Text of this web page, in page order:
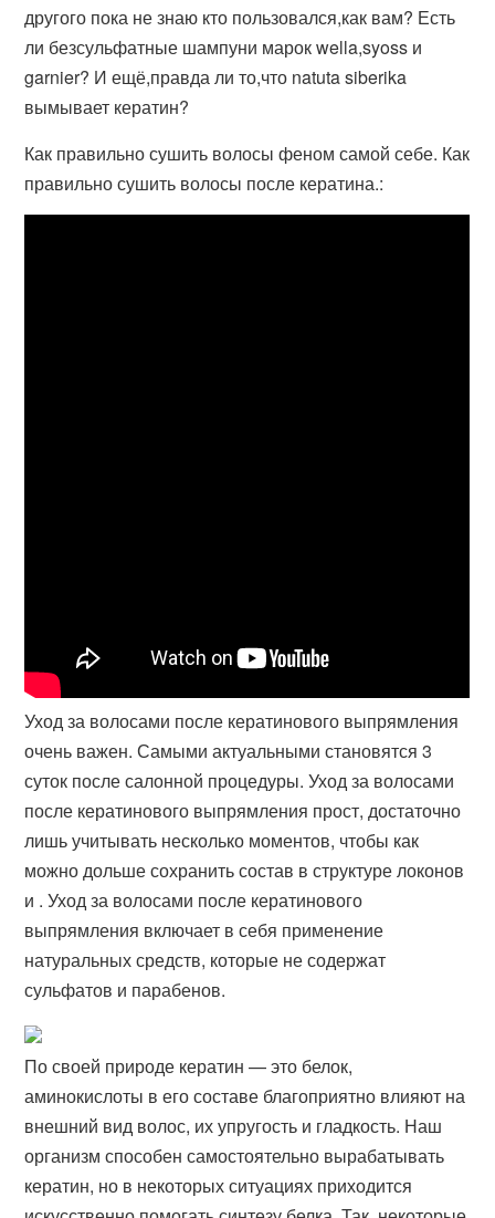
другого пока не знаю кто пользовался,как вам? Есть
ли безсульфатные шампуни марок wella,syoss и
garnier? И ещё,правда ли то,что natuta siberika
вымывает кератин?
Как правильно сушить волосы феном самой себе. Как
правильно сушить волосы после кератина.:
Уход за волосами после кератинового выпрямления
очень важен. Самыми актуальными становятся 3
суток после салонной процедуры. Уход за волосами
после кератинового выпрямления прост, достаточно
лишь учитывать несколько моментов, чтобы как
можно дольше сохранить состав в структуре локонов
и . Уход за волосами после кератинового
выпрямления включает в себя применение
натуральных средств, которые не содержат
сульфатов и парабенов.
По своей природе кератин — это белок,
аминокислоты в его составе благоприятно влияют на
внешний вид волос, их упругость и гладкость. Наш
организм способен самостоятельно вырабатывать
кератин, но в некоторых ситуациях приходится